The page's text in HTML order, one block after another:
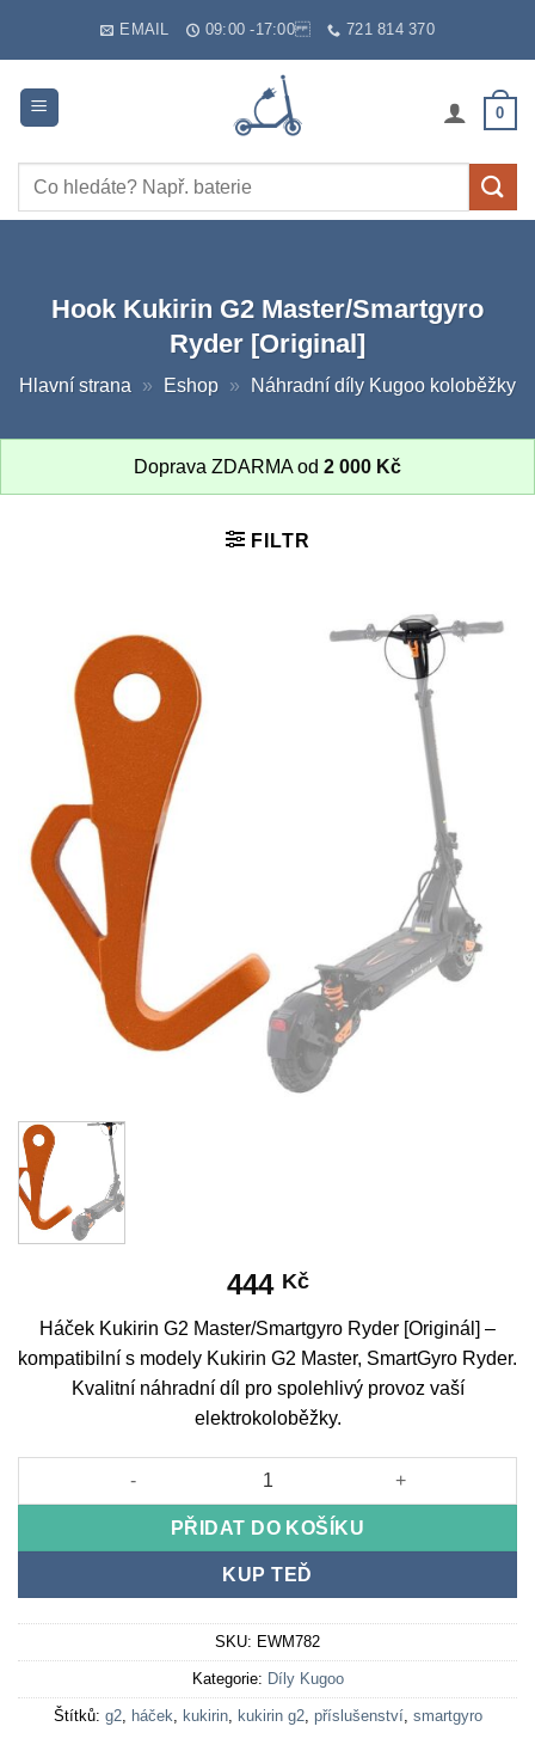
EMAIL 09:00 -17:00 721 814 370
0
Hledat:
Hook Kukirin G2 Master/Smartgyro
Ryder [Original]
Hlavní strana » Eshop » Náhradní díly Kugoo koloběžky
Doprava ZDARMA od 2 000 Kč
FILTR
444 Kč
Háček Kukirin G2 Master/Smartgyro Ryder [Originál] –
kompatibilní s modely Kukirin G2 Master, SmartGyro Ryder.
Kvalitní náhradní díl pro spolehlivý provoz vaší
elektrokoloběžky.
Hook Kukirin G2 Master/Smartgyro Ryder [Original] množství
PŘIDAT DO KOŠÍKU
KUP TEĎ
SKU: EWM782
Kategorie: Díly Kugoo
Štítků: g2, háček, kukirin, kukirin g2, příslušenství, smartgyro